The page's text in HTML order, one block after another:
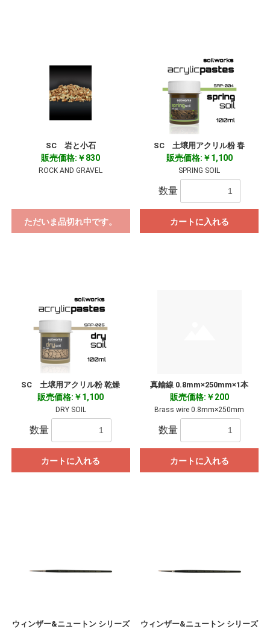
SC 岩と小石
販売価格:￥830
ROCK AND GRAVEL
ただいま品切れ中です。
SC 土壌用アクリル粉 春
販売価格:￥1,100
SPRING SOIL
数量
カートに入れる
SC 土壌用アクリル粉 乾燥
販売価格:￥1,100
DRY SOIL
数量
カートに入れる
真鍮線 0.8mm×250mm×1本
販売価格:￥200
Brass wire 0.8mm×250mm
数量
カートに入れる
ウィンザー&ニュートン シリーズ
ウィンザー&ニュートン シリーズ